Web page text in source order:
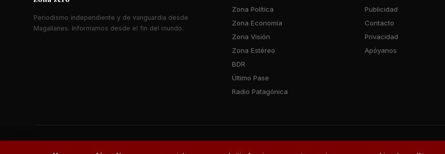
Periodismo independiente y de vanguardia desde
Magallanes. Informamos desde el fin del mundo.
Zona Política
Zona Economía
Zona Visión
Zona Estéreo
BDR
Último Pase
Radio Patagónica
Publicidad
Contacto
Privacidad
Apóyanos